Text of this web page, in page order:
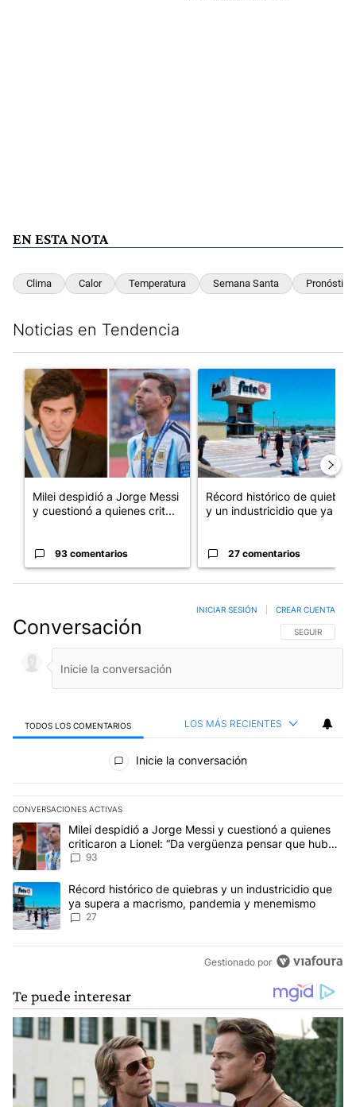
EN ESTA NOTA
Clima Calor Temperatura Semana Santa Pronóstico
Noticias en Tendencia
Un artículo de tendencia con el título "Milei despidió a Jorge
Milei despidió a Jorge Messi
y cuestionó a quienes crit...
93 comentarios
Un artículo de tendencia
Récord histórico de quiebras
y un industricidio que ya ...
27 comentarios
Conversación SIGA ESTA
SEGUIR
INICIAR SESIÓN CREAR CUENTA
TODOS LOS COMENTARIOS LOS MÁS RECIENTES
Todos los comentarios
Inicie la conversación
CONVERSACIONES ACTIVAS
Este listado muestra los artículos con más comentarios en los
Un artículo de tendencia con el título "Milei despidió a Jorge
Milei despidió a Jorge Messi y cuestionó a quienes
criticaron a Lionel: “Da vergüenza pensar que hubo
anti-Messi”
93
Un artículo de tendencia con el título "Récord histórico de
Récord histórico de quiebras y un industricidio que
ya supera a macrismo, pandemia y menemismo
27
Gestionado por